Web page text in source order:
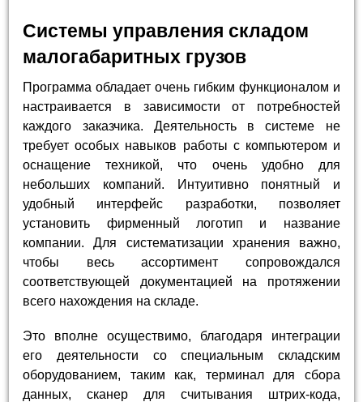
Системы управления складом
малогабаритных грузов
Программа обладает очень гибким функционалом и
настраивается в зависимости от потребностей
каждого заказчика. Деятельность в системе не
требует особых навыков работы с компьютером и
оснащение техникой, что очень удобно для
небольших компаний. Интуитивно понятный и
удобный интерфейс разработки, позволяет
установить фирменный логотип и название
компании. Для систематизации хранения важно,
чтобы весь ассортимент сопровождался
соответствующей документацией на протяжении
всего нахождения на складе.
Это вполне осуществимо, благодаря интеграции
его деятельности со специальным складским
оборудованием, таким как, терминал для сбора
данных, сканер для считывания штрих-кода,